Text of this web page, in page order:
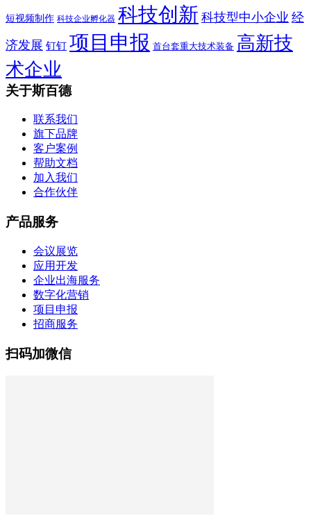
短视频制作 科技企业孵化器 科技创新 科技型中小企业 经
济发展 钉钉 项目申报 首台套重大技术装备 高新技
术企业
关于斯百德
联系我们
旗下品牌
客户案例
帮助文档
加入我们
合作伙伴
产品服务
会议展览
应用开发
企业出海服务
数字化营销
项目申报
招商服务
扫码加微信